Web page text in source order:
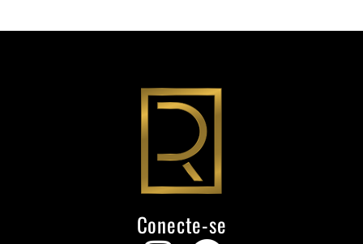
Conecte-se